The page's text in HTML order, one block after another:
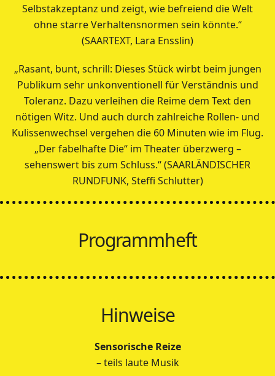
Selbstakzeptanz und zeigt, wie befreiend die Welt
ohne starre Verhaltensnormen sein könnte.“
(SAARTEXT, Lara Ensslin)
„Rasant, bunt, schrill: Dieses Stück wirbt beim jungen
Publikum sehr unkonventionell für Verständnis und
Toleranz. Dazu verleihen die Reime dem Text den
nötigen Witz. Und auch durch zahlreiche Rollen- und
Kulissenwechsel vergehen die 60 Minuten wie im Flug.
„Der fabelhafte Die“ im Theater überzwerg –
sehenswert bis zum Schluss.“ (SAARLÄNDISCHER
RUNDFUNK, Steffi Schlutter)
Programmheft
Hinweise
Sensorische Reize
– teils laute Musik